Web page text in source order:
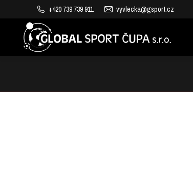
+420 739 739 911 vyvlecka@gsport.cz
VÝROBA DĚTSKÝCH HŘIŠŤ